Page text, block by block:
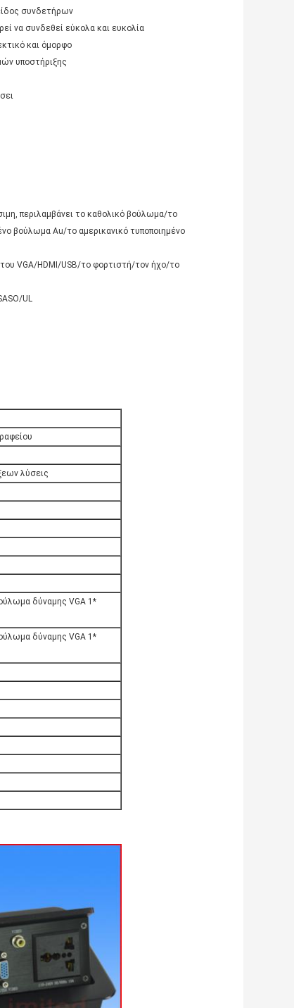
συνδετήρων
να συνδεθεί εύκολα και ευκολία
και όμορφο
υποστήριξης
περιλαμβάνει το καθολικό βούλωμα/το
βούλωμα Au/το αμερικανικό τυποποιημένο
VGA/HDMI/USB/το φορτιστή/τον ήχο/το
UL
λύσεις
δύναμης VGA 1*
δύναμης VGA 1*